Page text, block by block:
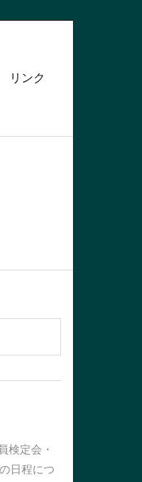
リンク
検定会・
日程につ